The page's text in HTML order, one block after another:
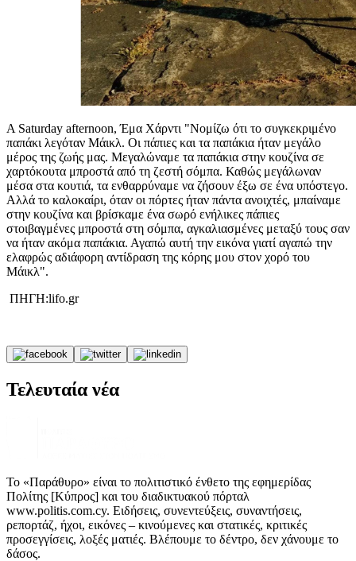
A Saturday afternoon, Έμα Χάρντι "Νομίζω ότι το συγκεκριμένο
παπάκι λεγόταν Μάικλ. Οι πάπιες και τα παπάκια ήταν μεγάλο
μέρος της ζωής μας. Μεγαλώναμε τα παπάκια στην κουζίνα σε
χαρτόκουτα μπροστά από τη ζεστή σόμπα. Καθώς μεγάλωναν
μέσα στα κουτιά, τα ενθαρρύναμε να ζήσουν έξω σε ένα υπόστεγο.
Αλλά το καλοκαίρι, όταν οι πόρτες ήταν πάντα ανοιχτές, μπαίναμε
στην κουζίνα και βρίσκαμε ένα σωρό ενήλικες πάπιες
στοιβαγμένες μπροστά στη σόμπα, αγκαλιασμένες μεταξύ τους σαν
να ήταν ακόμα παπάκια. Αγαπώ αυτή την εικόνα γιατί αγαπώ την
ελαφρώς αδιάφορη αντίδραση της κόρης μου στον χορό του
Μάικλ".
ΠΗΓΗ:lifo.gr
Τελευταία νέα
Το «Παράθυρο» είναι το πολιτιστικό ένθετο της εφημερίδας
Πολίτης [Κύπρος] και του διαδικτυακού πόρταλ
www.politis.com.cy. Ειδήσεις, συνεντεύξεις, συναντήσεις,
ρεπορτάζ, ήχοι, εικόνες – κινούμενες και στατικές, κριτικές
προσεγγίσεις, λοξές ματιές. Βλέπουμε το δέντρο, δεν χάνουμε το
δάσος.